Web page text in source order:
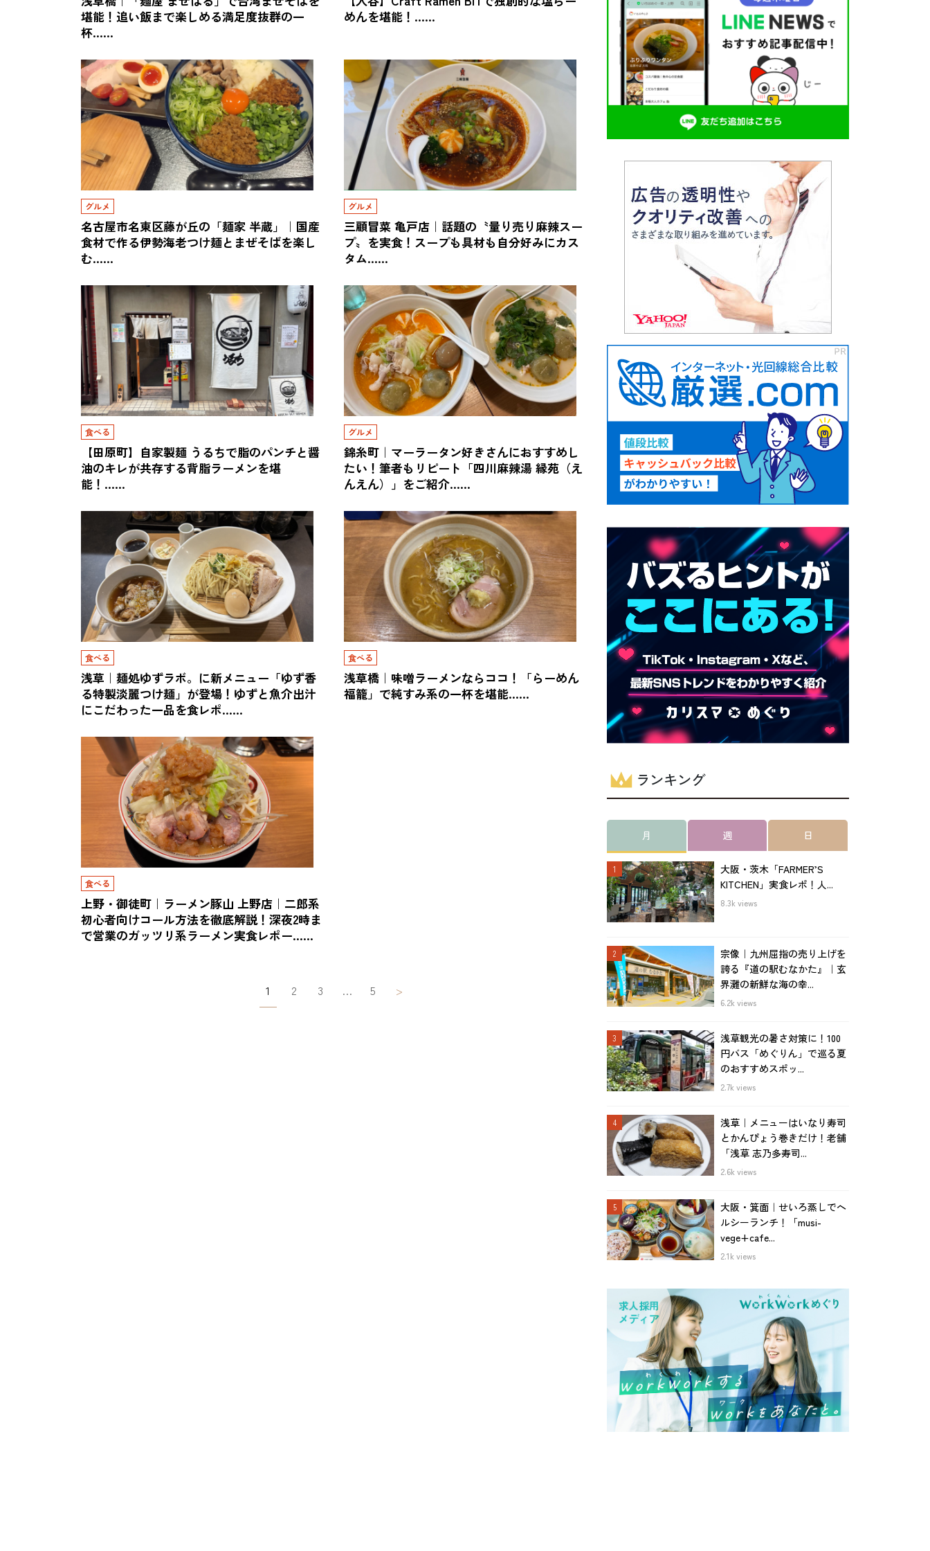
堪能！追い飯まで楽しめる満足度抜群の一
杯……
めんを堪能！……
グルメ
名古屋市名東区藤が丘の「麺家 半蔵」｜国産
食材で作る伊勢海老つけ麺とまぜそばを楽し
む……
グルメ
三顧冒菜 亀戸店｜話題の〝量り売り麻辣スー
プ〟を実食！スープも具材も自分好みにカス
タム……
食べる
【田原町】自家製麺 うるちで脂のパンチと醤
油のキレが共存する背脂ラーメンを堪
能！……
グルメ
錦糸町｜マーラータン好きさんにおすすめし
たい！筆者もリピート「四川麻辣湯 縁苑（え
んえん）」をご紹介……
食べる
浅草｜麺処ゆずラボ。に新メニュー「ゆず香
る特製淡麗つけ麺」が登場！ゆずと魚介出汁
にこだわった一品を食レポ……
食べる
浅草橋｜味噌ラーメンならココ！「らーめん
福籠」で純すみ系の一杯を堪能……
食べる
上野・御徒町｜ラーメン豚山 上野店｜二郎系
初心者向けコール方法を徹底解説！深夜2時ま
で営業のガッツリ系ラーメン実食レポー……
稿
1 2 3 … 5 >
ランキング
月 週 日
大阪・茨木「FARMER’S
KITCHEN」実食レポ！人...
8.3k views
宗像｜九州屈指の売り上げを
誇る『道の駅むなかた』｜玄
界灘の新鮮な海の幸...
6.2k views
浅草観光の暑さ対策に！100
円バス「めぐりん」で巡る夏
のおすすめスポッ...
2.7k views
浅草｜メニューはいなり寿司
とかんぴょう巻きだけ！老舗
「浅草 志乃多寿司...
2.6k views
大阪・箕面｜せいろ蒸しでヘ
ルシーランチ！「musi-
vege+cafe...
2.1k views